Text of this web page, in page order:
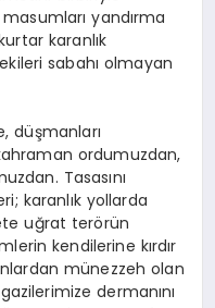
yandırma
karanlık
sabahı olmayan
düşmanları
ordumuzdan,
Tasasını
karanlık yollarda
uğrat terörün
kendilerine kırdır
münezzeh olan
dermanını